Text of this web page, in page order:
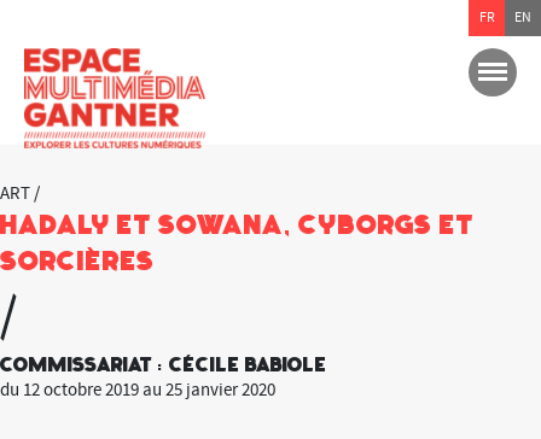
ART /
Hadaly et Sowana, cyborgs et
sorcières
/
Commissariat : Cécile Babiole
du 12 octobre 2019 au 25 janvier 2020
FR EN